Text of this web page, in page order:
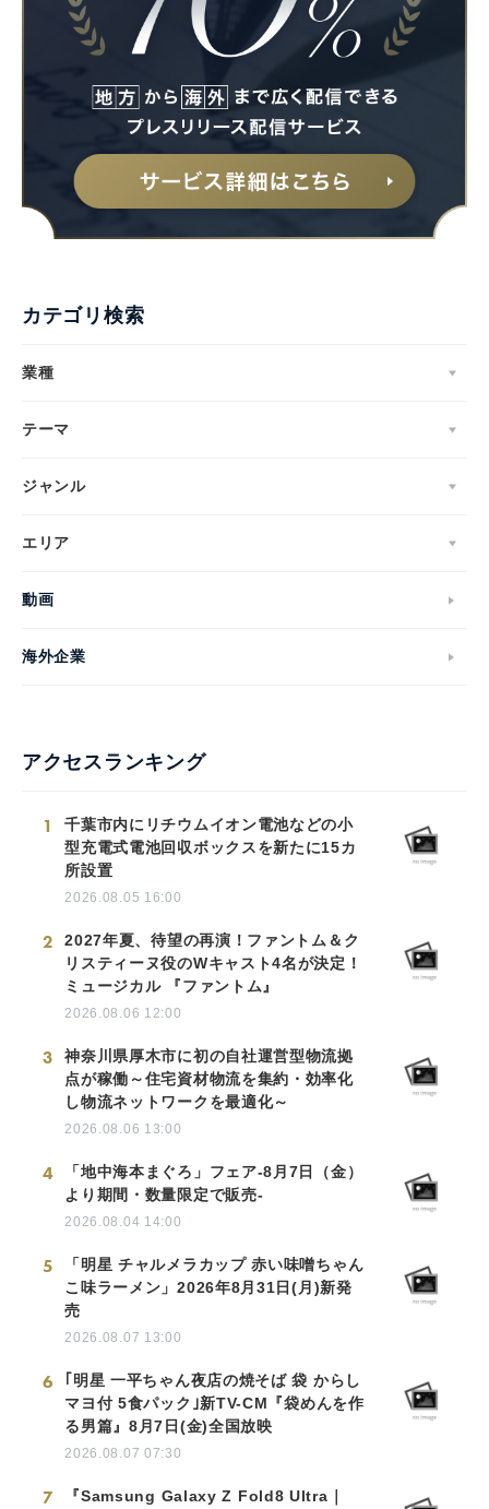
カテゴリ検索
業種
テーマ
ジャンル
エリア
動画
海外企業
アクセスランキング
1
千葉市内にリチウムイオン電池などの小
型充電式電池回収ボックスを新たに15カ
所設置
2026.08.05 16:00
2
2027年夏、待望の再演！ファントム＆ク
リスティーヌ役のWキャスト4名が決定！
ミュージカル 『ファントム』
2026.08.06 12:00
3
神奈川県厚木市に初の自社運営型物流拠
点が稼働～住宅資材物流を集約・効率化
し物流ネットワークを最適化～
2026.08.06 13:00
4
「地中海本まぐろ」フェア-8月7日（金）
より期間・数量限定で販売-
2026.08.04 14:00
5
「明星 チャルメラカップ 赤い味噌ちゃん
こ味ラーメン」2026年8月31日(月)新発
売
2026.08.07 13:00
6
｢明星 一平ちゃん夜店の焼そば 袋 からし
マヨ付 5食パック｣新TV-CM『袋めんを作
る男篇』8月7日(金)全国放映
2026.08.07 07:30
7 『Samsung Galaxy Z Fold8 Ultra｜